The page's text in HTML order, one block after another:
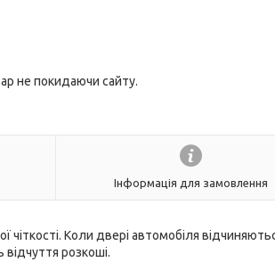
не покидаючи сайту.
Інформація для замовлення
чіткості. Коли двері автомобіля
розкоші.